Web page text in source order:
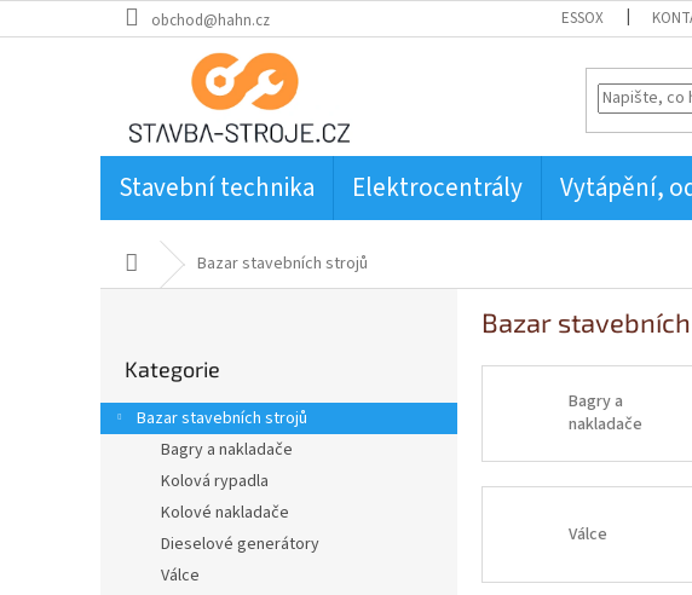
na
obchod@hahn.cz ESSOX
Stavební technika Elektrocentrály Vytápění,
Domů Bazar stavebních strojů
r
a
kategorie
Kategorie
Bazar stavebních strojů
Bagry a nakladače
Kolová rypadla
Kolové nakladače
Dieselové generátory
Válce
Bazar
Bagry a
nakladače
Válce